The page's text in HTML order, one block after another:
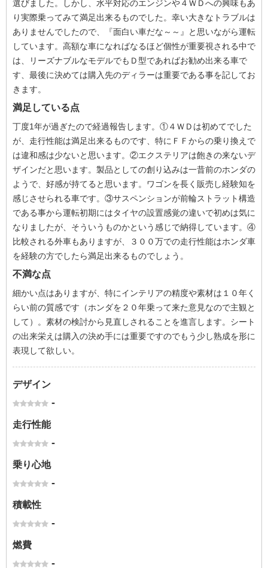
選びました。しかし、水平対応のエンジンや４ＷＤへの興味もあ
り実際乗ってみて満足出来るものでした。幸い大きなトラブルは
ありませんでしたので、『面白い車だな～～』と思いながら運転
しています。高額な車になればなるほど個性が重要視される中で
は、リーズナブルなモデルでもＤ型であればお勧め出来る車で
す、最後に決めては購入先のディラーは重要である事を記してお
きます。
満足している点
丁度1年が過ぎたので経過報告します。①４ＷＤは初めてでした
が、走行性能は満足出来るものです、特にＦＦからの乗り換えで
は違和感は少ないと思います。②エクステリアは飽きの来ないデ
ザインだと思います。製品としての創り込みは一昔前のホンダの
ようで、好感が持てると思います。ワゴンを長く販売し経験知を
感じさせられる車です。③サスペンションが前輪ストラット構造
である事から運転初期にはタイヤの設置感覚の違いで初めは気に
なりましたが、そういうものかという感じで納得しています。④
比較される外車もありますが、３００万での走行性能はホンダ車
を経験の方でしたら満足出来るものでしょう。
不満な点
細かい点はありますが、特にインテリアの精度や素材は１０年く
らい前の質感です（ホンダを２０年乗って来た意見なので主観と
して）。素材の検討から見直しされることを進言します。シート
の出来栄えは購入の決め手には重要ですのでもう少し熟成を形に
表現して欲しい。
デザイン
-
走行性能
-
乗り心地
-
積載性
-
燃費
-